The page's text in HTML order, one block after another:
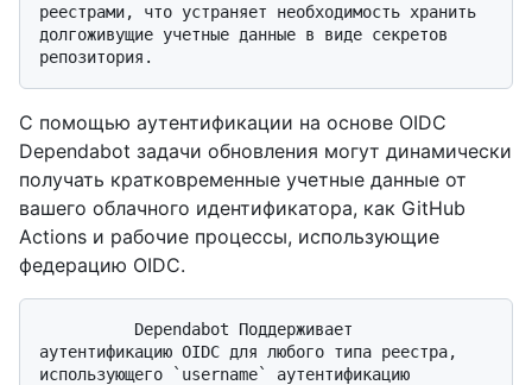
реестрами, что устраняет необходимость хранить
долгоживущие учетные данные в виде секретов
С помощью аутентификации на основе OIDC
Dependabot задачи обновления могут динамически
получать кратковременные учетные данные от
вашего облачного идентификатора, как GitHub
Actions и рабочие процессы, использующие
федерацию OIDC.
аутентификацию OIDC для любого типа реестра,
использующего `username` аутентификацию